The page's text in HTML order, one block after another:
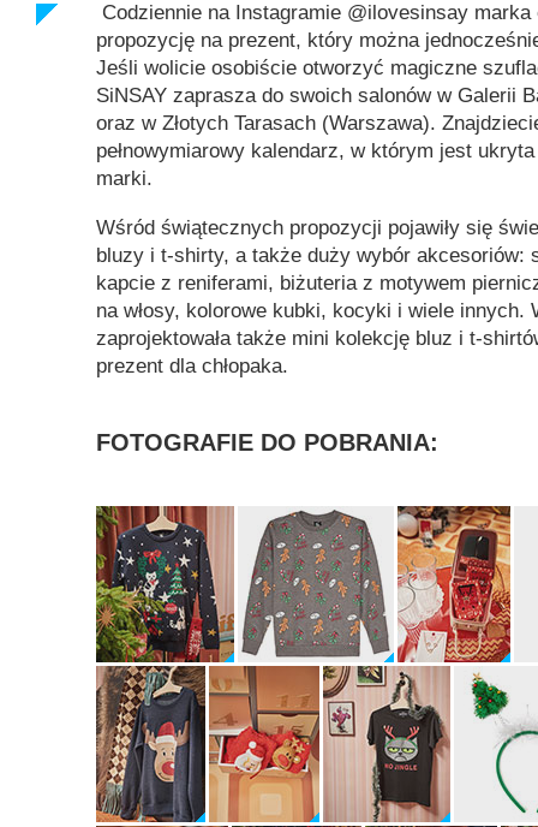
Codziennie na Instagramie @ilovesinsay marka
propozycję na prezent, który można
Jeśli wolicie osobiście otworzyć magiczne
SiNSAY zaprasza do swoich salonów w Galerii
oraz w Złotych Tarasach (Warszawa).
pełnowymiarowy kalendarz, w którym jest
marki.
Wśród świątecznych propozycji pojawiły się
bluzy i t-shirty, a także duży wybór akcesoriów:
kapcie z reniferami, biżuteria z motywem
na włosy, kolorowe kubki, kocyki i wiele innych.
zaprojektowała także mini kolekcję bluz i t-
prezent dla chłopaka.
FOTOGRAFIE DO POBRANIA: